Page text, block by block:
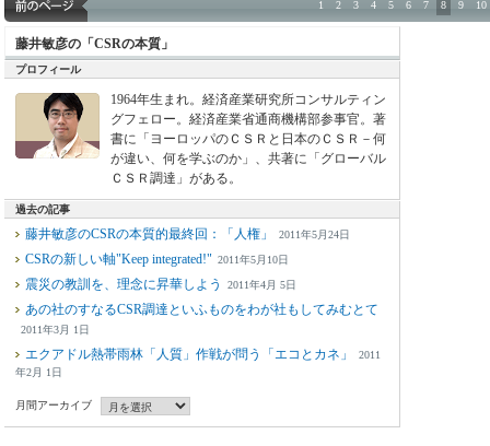
1 2 3 4 5 6 7 8 9 10
藤井敏彦の「CSRの本質」
プロフィール
1964年生まれ。経済産業研究所コンサルティン
グフェロー。経済産業省通商機構部参事官。著
書に「ヨーロッパのＣＳＲと日本のＣＳＲ－何
が違い、何を学ぶのか」、共著に「グローバル
ＣＳＲ調達」がある。
過去の記事
藤井敏彦のCSRの本質的最終回：「人権」 2011年5月24日
CSRの新しい軸"Keep integrated!" 2011年5月10日
震災の教訓を、理念に昇華しよう 2011年4月 5日
あの社のすなるCSR調達といふものをわが社もしてみむとて
2011年3月 1日
エクアドル熱帯雨林「人質」作戦が問う「エコとカネ」 2011
年2月 1日
月間アーカイブ